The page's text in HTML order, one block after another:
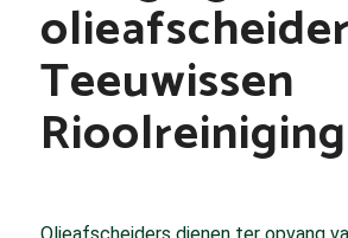
Teeuwissen
Rioolreiniging